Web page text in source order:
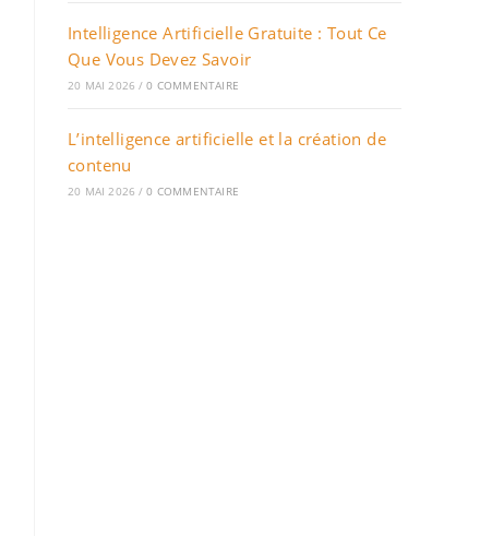
Intelligence Artificielle Gratuite : Tout Ce
Que Vous Devez Savoir
20 MAI 2026 / 0 COMMENTAIRE
L’intelligence artificielle et la création de
contenu
20 MAI 2026 / 0 COMMENTAIRE